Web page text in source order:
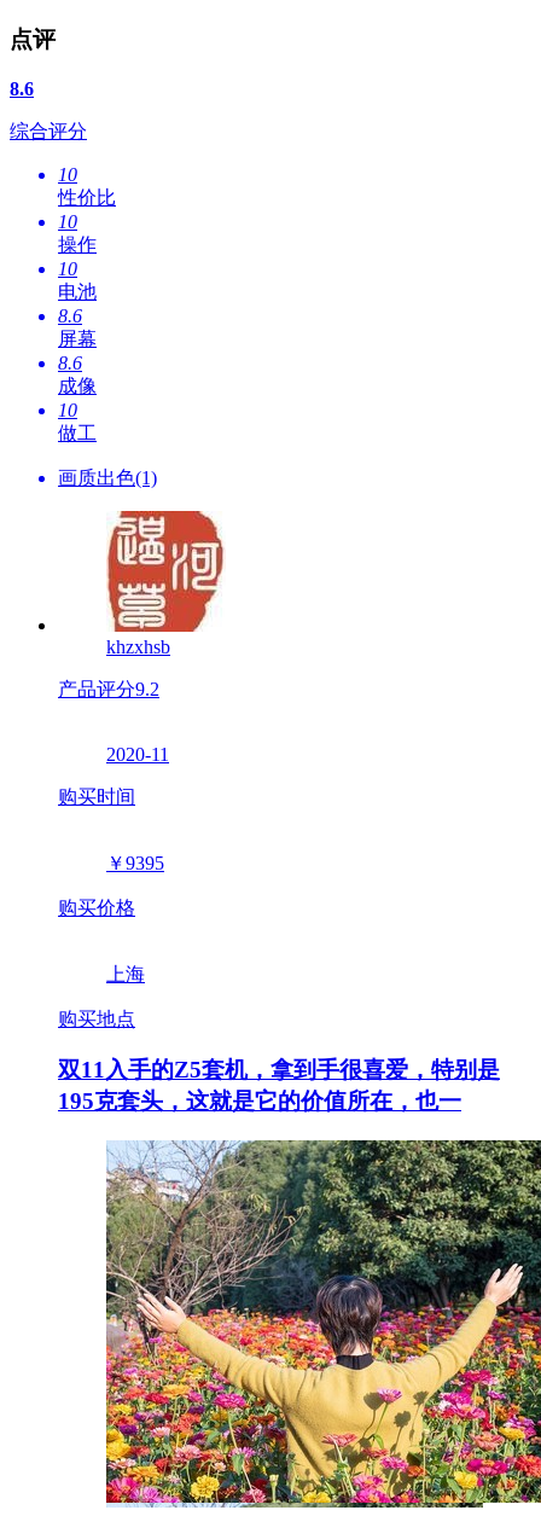
点评
8.6
综合评分
10
性价比
10
操作
10
电池
8.6
屏幕
8.6
成像
10
做工
画质出色(1)
khzxhsb
产品评分9.2
2020-11
购买时间
￥9395
购买价格
上海
购买地点
双11入手的Z5套机，拿到手很喜爱，特别是
195克套头，这就是它的价值所在，也一